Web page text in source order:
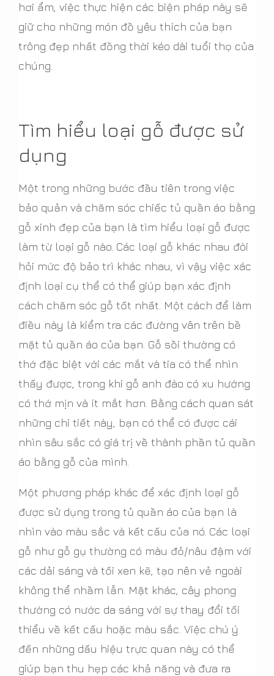
hơi ẩm, việc thực hiện các biện pháp này sẽ
giữ cho những món đồ yêu thích của bạn
trông đẹp nhất đồng thời kéo dài tuổi thọ của
chúng.
Tìm hiểu loại gỗ được sử
dụng
Một trong những bước đầu tiên trong việc
bảo quản và chăm sóc chiếc tủ quần áo bằng
gỗ xinh đẹp của bạn là tìm hiểu loại gỗ được
làm từ loại gỗ nào. Các loại gỗ khác nhau đòi
hỏi mức độ bảo trì khác nhau, vì vậy việc xác
định loại cụ thể có thể giúp bạn xác định
cách chăm sóc gỗ tốt nhất. Một cách để làm
điều này là kiểm tra các đường vân trên bề
mặt tủ quần áo của bạn. Gỗ sồi thường có
thớ đặc biệt với các mắt và tia có thể nhìn
thấy được, trong khi gỗ anh đào có xu hướng
có thớ mịn và ít mắt hơn. Bằng cách quan sát
những chi tiết này, bạn có thể có được cái
nhìn sâu sắc có giá trị về thành phần tủ quần
áo bằng gỗ của mình.
Một phương pháp khác để xác định loại gỗ
được sử dụng trong tủ quần áo của bạn là
nhìn vào màu sắc và kết cấu của nó. Các loại
gỗ như gỗ gụ thường có màu đỏ/nâu đậm với
các dải sáng và tối xen kẽ, tạo nên vẻ ngoài
không thể nhầm lẫn. Mặt khác, cây phong
thường có nước da sáng với sự thay đổi tối
thiểu về kết cấu hoặc màu sắc. Việc chú ý
đến những dấu hiệu trực quan này có thể
giúp bạn thu hẹp các khả năng và đưa ra